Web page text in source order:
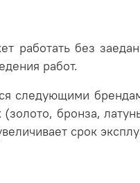
работать без
работ.
следующими
бронза,
срок